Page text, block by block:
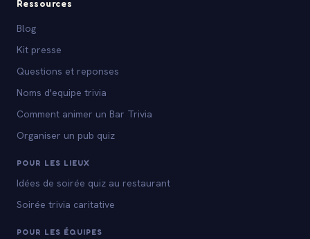
Ressources
Blog
Kit presse
Questions et reponses
Noms d'equipe trivia
Comment animer un Bar Trivia
Organiser un pub quiz
POUR LES LIEUX
Idées de soirée quiz au restaurant
Soirée trivia caritative
POUR LES ÉQUIPES